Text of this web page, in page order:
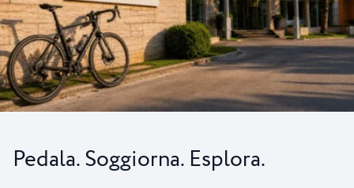
Spiaggie
Plava Laguna Sport
Soggiorno attivo
Marine
Pepi Club
Novità
Contatto
Pedala. Soggiorna. Esplora.